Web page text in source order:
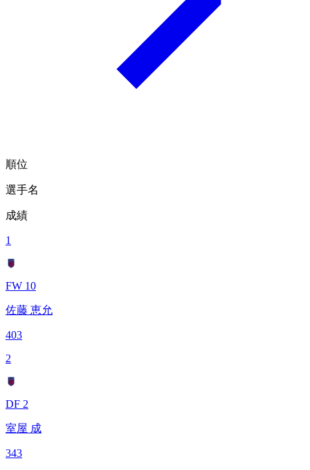
順位
選手名
成績
1
FW 10
佐藤 恵允
403
2
DF 2
室屋 成
343